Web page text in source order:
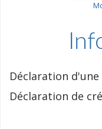
Déclaration d'une
Déclaration de